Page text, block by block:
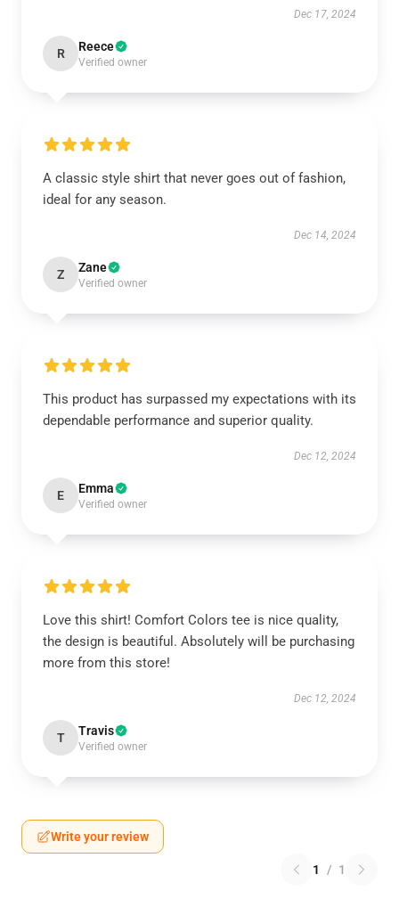
Dec 17, 2024
R Reece
Verified owner
A classic style shirt that never goes out of fashion,
ideal for any season.
Dec 14, 2024
Z Zane
Verified owner
This product has surpassed my expectations with its
dependable performance and superior quality.
Dec 12, 2024
E Emma
Verified owner
Love this shirt! Comfort Colors tee is nice quality,
the design is beautiful. Absolutely will be purchasing
more from this store!
Dec 12, 2024
T Travis
Verified owner
Write your review
1 / 1